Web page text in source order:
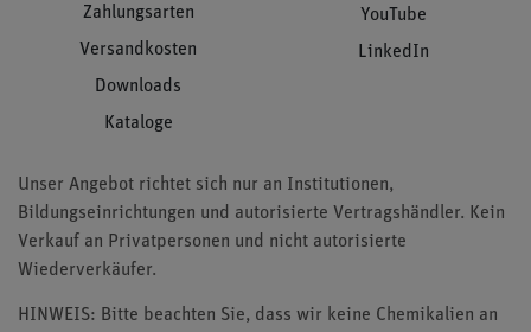
Zahlungsarten
Versandkosten
Downloads
Kataloge
YouTube
LinkedIn
Unser Angebot richtet sich nur an Institutionen,
Bildungseinrichtungen und autorisierte Vertragshändler. Kein
Verkauf an Privatpersonen und nicht autorisierte
Wiederverkäufer.
HINWEIS: Bitte beachten Sie, dass wir keine Chemikalien an